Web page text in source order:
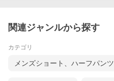
関連ジャンルから探す
カテゴリ
メンズショート、ハーフパンツ